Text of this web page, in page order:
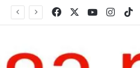
Facebook YouTube